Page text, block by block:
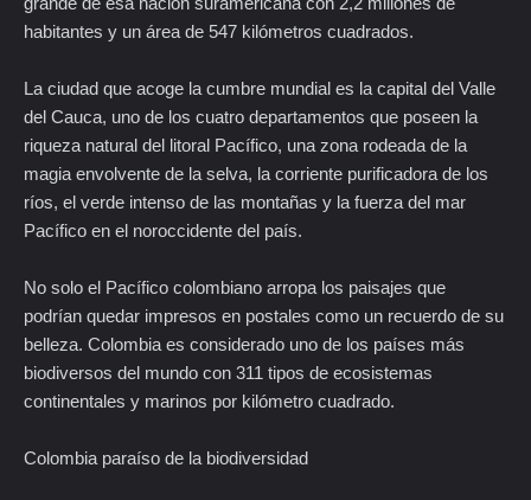
habitantes y un área de 547 kilómetros cuadrados.
La ciudad que acoge la cumbre mundial es la capital del Valle
del Cauca, uno de los cuatro departamentos que poseen la
riqueza natural del litoral Pacífico, una zona rodeada de la
magia envolvente de la selva, la corriente purificadora de los
ríos, el verde intenso de las montañas y la fuerza del mar
Pacífico en el noroccidente del país.
No solo el Pacífico colombiano arropa los paisajes que
podrían quedar impresos en postales como un recuerdo de su
belleza. Colombia es considerado uno de los países más
biodiversos del mundo con 311 tipos de ecosistemas
continentales y marinos por kilómetro cuadrado.
Colombia paraíso de la biodiversidad